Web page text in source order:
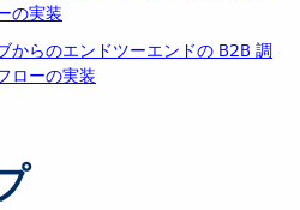
の実装
からのエンドツーエンドの B2B 調
ローの実装